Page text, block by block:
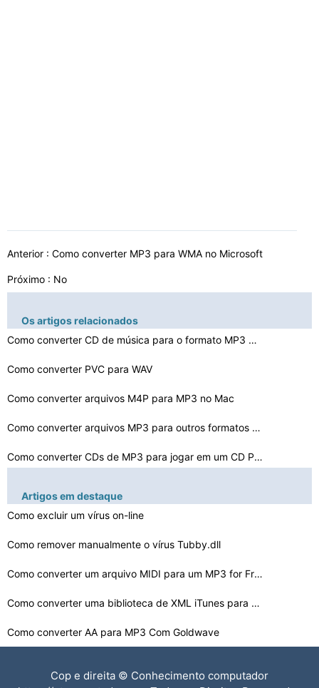
Anterior : Como converter MP3 para WMA no Microsoft
Próximo : No
Os artigos relacionados
Como converter CD de música para o formato MP3 Com o M…
Como converter PVC para WAV
Como converter arquivos M4P para MP3 no Mac
Como converter arquivos MP3 para outros formatos de áu…
Como converter CDs de MP3 para jogar em um CD Player
Como converter arquivos BMP para Bordados Janome
Como converter DSS para MP3 ou WAV
Como converter para um MP3 Player
Como converter um LVP para um MP3
Artigos em destaque
Como excluir um vírus on-line
Como remover manualmente o vírus Tubby.dll
Como converter um arquivo MIDI para um MP3 for Free Onl…
Como converter uma biblioteca de XML iTunes para um M3U…
Como converter AA para MP3 Com Goldwave
Cop e direita © Conhecimento computador